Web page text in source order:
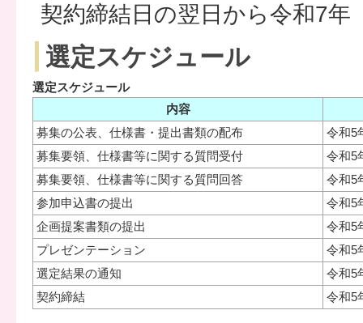
契約締結日の翌日から令和7年
選定スケジュール
選定スケジュール
内容
募集の公表、仕様書・提出書類の配布
令和5
募集要領、仕様書等に関する質問受付
令和5
募集要領、仕様書等に関する質問回答
令和5
参加申込書の提出
令和5
企画提案書類の提出
令和5
プレゼンテーション
令和5
選定結果の通知
令和5
契約締結
令和5